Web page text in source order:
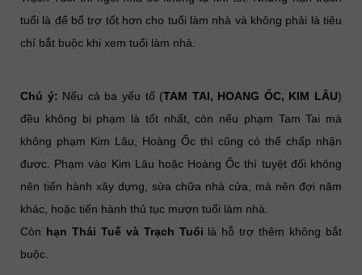
tuổi là để bổ trợ tốt hơn cho tuổi làm nhà và không phải là tiêu
chí bắt buộc khi xem tuổi làm nhà.
Chú ý: Nếu cả ba yếu tố (TAM TAI, HOANG ỐC, KIM LÂU)
đều không bị phạm là tốt nhất, còn nếu phạm Tam Tai mà
không phạm Kim Lâu, Hoàng Ốc thì cũng có thể chấp nhận
được. Phạm vào Kim Lâu hoặc Hoàng Ốc thì tuyệt đối không
nên tiến hành xây dựng, sửa chữa nhà cửa, mà nên đợi năm
khác, hoặc tiến hành thủ tục mượn tuổi làm nhà.
Còn hạn Thái Tuế và Trạch Tuổi là hỗ trợ thêm không bắt
buộc.